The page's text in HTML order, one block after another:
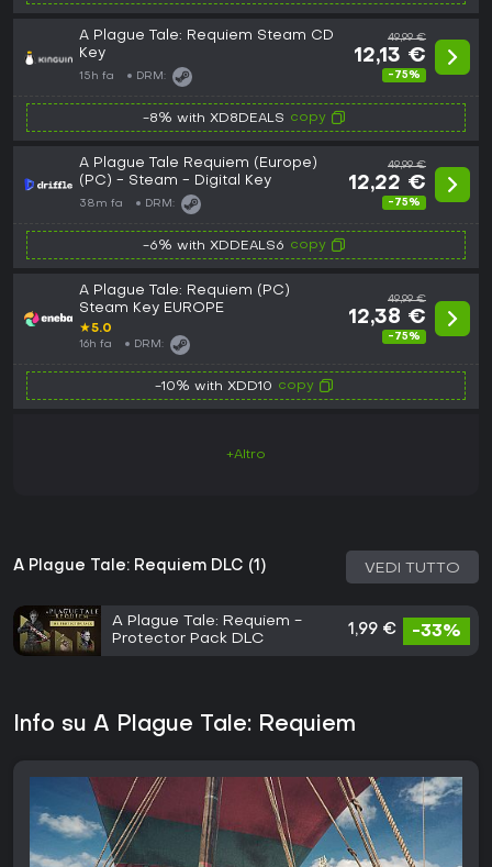
A Plague Tale: Requiem Steam CD
Key
15h fa DRM:
49,99 €
12,13 €
-75%
-8% with XD8DEALS copy
A Plague Tale Requiem (Europe)
(PC) - Steam - Digital Key
38m fa DRM:
49,99 €
12,22 €
-75%
-6% with XDDEALS6 copy
A Plague Tale: Requiem (PC)
Steam Key EUROPE
★5.0
16h fa DRM:
49,99 €
12,38 €
-75%
-10% with XDD10 copy
+Altro
A Plague Tale: Requiem DLC (1) VEDI TUTTO
A Plague Tale: Requiem -
Protector Pack DLC
1,99 € -33%
Info su A Plague Tale: Requiem